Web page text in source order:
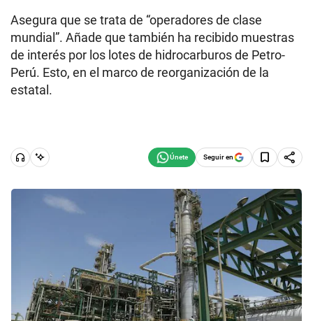
Asegura que se trata de “operadores de clase
mundial”. Añade que también ha recibido muestras
de interés por los lotes de hidrocarburos de Petro-
Perú. Esto, en el marco de reorganización de la
estatal.
Seguir en